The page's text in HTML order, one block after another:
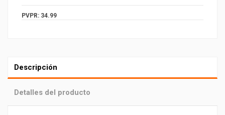
PVPR: 34.99
Descripción
Detalles del producto